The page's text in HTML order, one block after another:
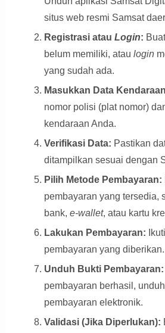
situs web resmi Samsat
Registrasi atau Login:
belum memiliki, atau login
yang sudah ada.
Masukkan Data
nomor polisi (plat nomor)
kendaraan Anda.
Verifikasi Data: Pastikan
ditampilkan sesuai dengan
Pilih Metode Pembayaran:
pembayaran yang tersedia,
bank, e-wallet, atau kartu
Lakukan Pembayaran:
pembayaran yang diberikan.
Unduh Bukti Pembayaran:
pembayaran berhasil,
pembayaran elektronik.
Validasi (Jika Diperlukan):